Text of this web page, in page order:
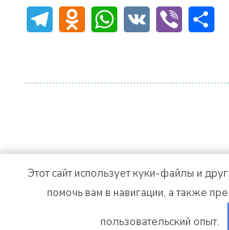
Telegram
Odnoklassniki
WhatsApp
VKViber
© Авторское право 2026
защищены.CoachPress
Blossom Themes. На
Этот сайт использует куки-файлы и
помочь вам в навигации, а также
пользовательский опыт.